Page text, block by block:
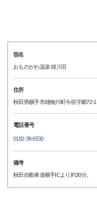
宿名
おものがわ温泉 雄川荘
住所
秋田県横手市雄物川町今宿字郷72-1
電話番号
0182-38-6530
備考
秋田自動車道横手ICより約30分。